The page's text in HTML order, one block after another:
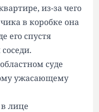
из-за чего
в коробке она
его спустя
суде
ужасающему
в лице